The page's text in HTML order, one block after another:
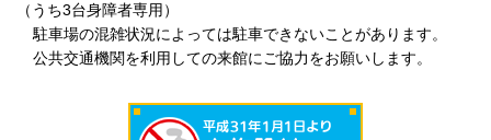
（うち3台身障者専用）
駐車場の混雑状況によっては駐車できないことがあります。
公共交通機関を利用しての来館にご協力をお願いします。